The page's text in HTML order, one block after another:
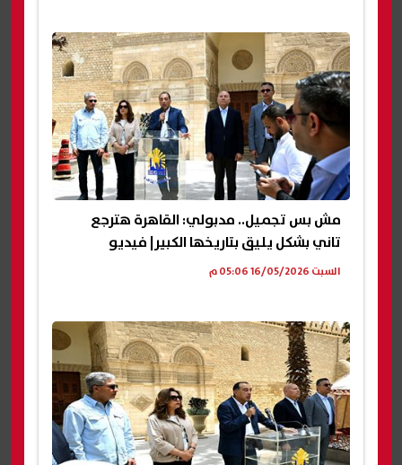
مش بس تجميل.. مدبولي: القاهرة هترجع
تاني بشكل يليق بتاريخها الكبير| فيديو
السبت 16/05/2026 05:06 م